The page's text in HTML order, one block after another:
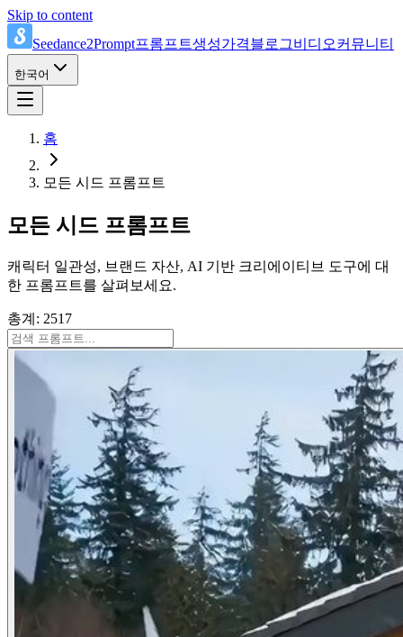
Skip to content
Seedance2Prompt프롬프트생성가격블로그비디오커뮤니티
한국어
홈
모든 시드 프롬프트
모든 시드 프롬프트
캐릭터 일관성, 브랜드 자산, AI 기반 크리에이티브 도구에 대
한 프롬프트를 살펴보세요.
총계: 2517